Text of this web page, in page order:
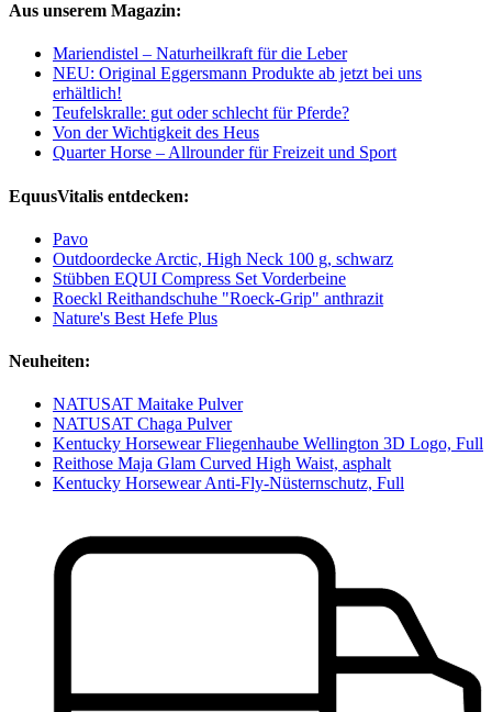
Aus unserem Magazin:
Mariendistel – Naturheilkraft für die Leber
NEU: Original Eggersmann Produkte ab jetzt bei uns
erhältlich!
Teufelskralle: gut oder schlecht für Pferde?
Von der Wichtigkeit des Heus
Quarter Horse – Allrounder für Freizeit und Sport
EquusVitalis entdecken:
Pavo
Outdoordecke Arctic, High Neck 100 g, schwarz
Stübben EQUI Compress Set Vorderbeine
Roeckl Reithandschuhe "Roeck-Grip" anthrazit
Nature's Best Hefe Plus
Neuheiten:
NATUSAT Maitake Pulver
NATUSAT Chaga Pulver
Kentucky Horsewear Fliegenhaube Wellington 3D Logo, Full
Reithose Maja Glam Curved High Waist, asphalt
Kentucky Horsewear Anti-Fly-Nüsternschutz, Full